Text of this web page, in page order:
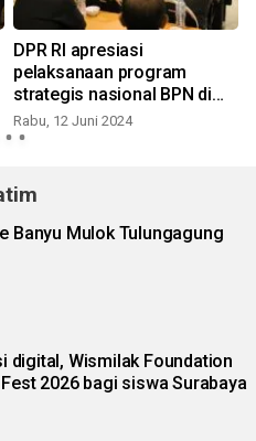
DPR RI apresiasi
pelaksanaan program
strategis nasional BPN di
Ponorogo
Rabu, 12 Juni 2024
Banyu Mulok Tulungagung
digital, Wismilak Foundation
2026 bagi siswa Surabaya